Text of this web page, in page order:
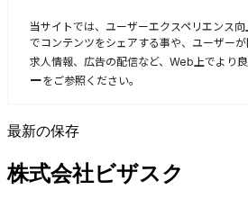
最新の保存
株式会社ビザスク